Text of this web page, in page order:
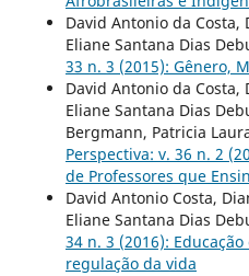
David Antonio da Costa,
Eliane Santana Dias
33 n. 3 (2015): Gênero,
David Antonio da Costa,
Eliane Santana Dias
Bergmann, Patricia
Perspectiva: v. 36 n. 2
de Professores que
David Antonio Costa,
Eliane Santana Dias
34 n. 3 (2016):
regulação da vida